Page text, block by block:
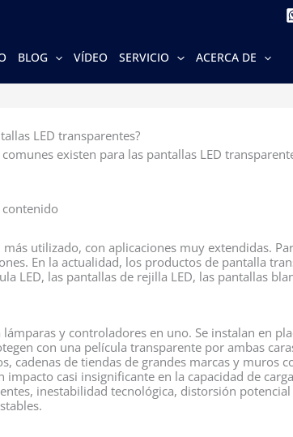
BLOG VÍDEO SERVICIO ACERCA DE
LED transparentes?
existen para las pantallas LED
contenido
utilizado, con aplicaciones muy extendidas.
En la actualidad, los productos de pantalla
LED, las pantallas de rejilla LED, las pantallas
y controladores en uno. Se instalan en
con una película transparente por ambas
cadenas de tiendas de grandes marcas y muros
casi insignificante en la capacidad de
inestabilidad tecnológica, distorsión